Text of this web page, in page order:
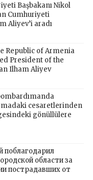
Başbakanı Nikol
Cumhuriyeti
Aliyev’i aradı
Republic of Armenia
President of the
Ilham Aliyev
cesaretlerinden
gönüllülere
поблагодарил
области за
пострадавших от